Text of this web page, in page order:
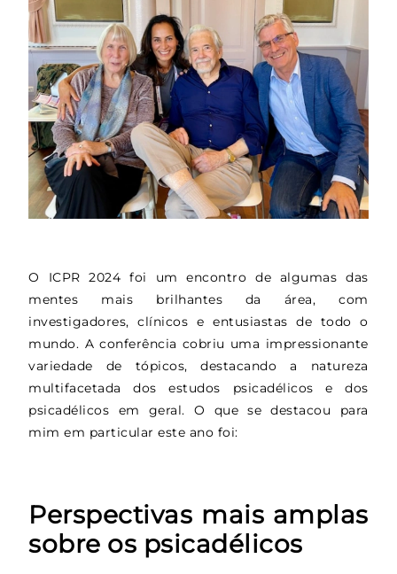
O ICPR 2024 foi um encontro de algumas das
mentes mais brilhantes da área, com
investigadores, clínicos e entusiastas de todo o
mundo. A conferência cobriu uma impressionante
variedade de tópicos, destacando a natureza
multifacetada dos estudos psicadélicos e dos
psicadélicos em geral. O que se destacou para
mim em particular este ano foi:
Perspectivas mais amplas
sobre os psicadélicos